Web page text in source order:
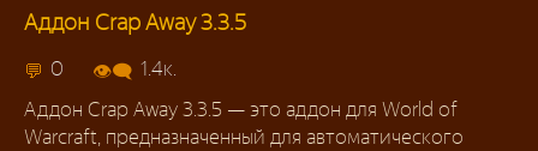
Аддон Crap Away 3.3.5
0
1.4к.
Аддон Crap Away 3.3.5 — это аддон для World of
Warcraft, предназначенный для автоматического